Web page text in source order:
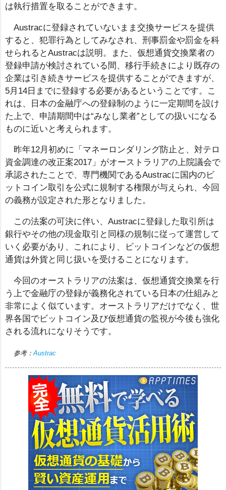
は執行措置を取ることができます。
Austracに登録されていないまま交換サービスを提供
すると、犯罪行為としてみなされ、刑事罰金や罰金を科
せられるとAustracは説明。また、仮想通貨交換業者の
登録申請が検討されている間、移行手続きにより既存の
企業は引き続きサービスを提供することができますが、
5月14日までに登録する必要があるということです。こ
れは、日本の金融庁への登録制のように一定期間を設け
た上で、申請期間中は“みなし業者”としての扱いになる
ものに近いと考えられます。
昨年12月初めに「マネーロンダリング防止と、対テロ
資金調達の改正案2017」がオーストラリアの上院議会で
承認されたことで、専門機関であるAustracに国内のビ
ットコイン取引を公式に規制する権限が与えられ、今回
の義務が設定された形となりました。
この法案の可決に伴い、Austracに登録した取引所は
銀行やその他の現金取引と同様の規制に従って運営して
いく必要があり、これにより、ビットコインなどの仮想
通貨は外貨と同じ扱いを受けることになります。
今回のオーストラリアの法案は、仮想通貨交換業を行
う上で金融庁の登録が義務化されている日本の仕組みと
非常によく似ています。オーストラリアだけでなく、世
界各国でビットコイン及び仮想通貨の監視が今後も強化
される流れになりそうです。
参考： Austrac